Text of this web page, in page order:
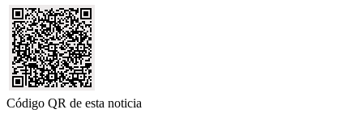
Código QR de esta noticia